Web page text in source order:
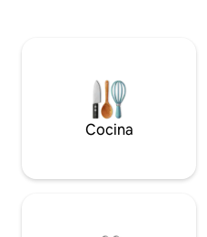
verano y soleado en invierno,
habitación de la casa. Situada en una
pequeña plaza del alto
más antigua de Granada,
fondo con vistas parciales al
Colores neutros, suelo de
Cocina